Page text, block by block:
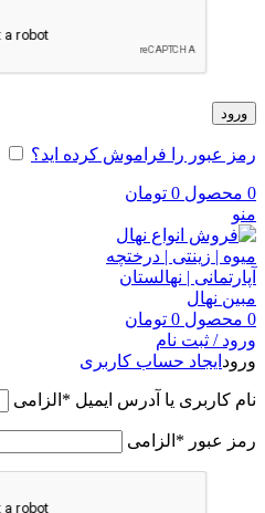
ورود
رمز عبور را فراموش کرده اید؟
0 محصول 0 تومان
منو
0 محصول 0 تومان
ورود / ثبت نام
ورود ایجاد حساب کاربری
نام کاربری یا آدرس ایمیل * الزامی
رمز عبور * الزامی